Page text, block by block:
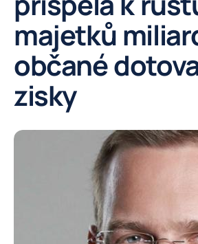
majetků
občané
zisky